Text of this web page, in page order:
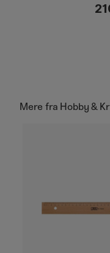
Mere fra Hobby &